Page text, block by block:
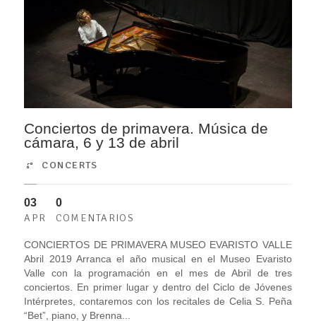
Conciertos de primavera. Música de
cámara, 6 y 13 de abril
CONCERTS
03
APR
0
COMENTARIOS
CONCIERTOS DE PRIMAVERA MUSEO EVARISTO VALLE
Abril 2019 Arranca el año musical en el Museo Evaristo
Valle con la programación en el mes de Abril de tres
conciertos. En primer lugar y dentro del Ciclo de Jóvenes
Intérpretes, contaremos con los recitales de Celia S. Peña
“Bet”, piano, y Brenna...